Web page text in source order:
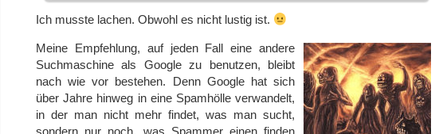
Ich musste lachen. Obwohl es nicht lustig ist.
Meine Empfehlung, auf jeden Fall eine andere
Suchmaschine als Google zu benutzen, bleibt
nach wie vor bestehen. Denn Google hat sich
über Jahre hinweg in eine Spamhölle verwandelt,
in der man nicht mehr findet, was man sucht,